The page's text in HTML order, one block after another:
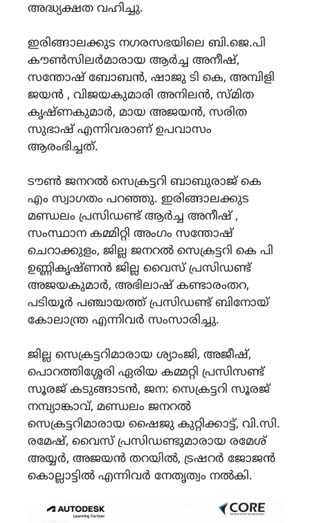
അദ്ധ്യക്ഷത വഹിച്ചു.
ഇരിങ്ങാലക്കുട നഗരസഭയിലെ ബി.ജെ.പി
കൗൺസിലർമാരായ ആർച്ച അനീഷ്,
സന്തോഷ് ബോബൻ, ഷാജു ടി കെ, അമ്പിളി
ജയൻ , വിജയകുമാരി അനിലൻ, സ്മിത
കൃഷ്ണകുമാർ, മായ അജയൻ, സരിത
സുഭാഷ് എന്നിവരാണ് ഉപവാസം
ആരംഭിച്ചത്.
ടൗൺ ജനറൽ സെക്രട്ടറി ബാബുരാജ് കെ
എം സ്വാഗതം പറഞ്ഞു. ഇരിങ്ങാലക്കുട
മണ്ഡലം പ്രസിഡണ്ട് ആർച്ച അനീഷ് ,
സംസ്ഥാന കമ്മിറ്റി അംഗം സന്തോഷ്
ചെറാക്കുളം, ജില്ല ജനറൽ സെക്രട്ടറി കെ പി
ഉണ്ണികൃഷ്ണൻ ജില്ല വൈസ് പ്രസിഡണ്ട്
അജയകുമാർ, അഭിലാഷ് കണ്ടാരംതറ,
പടിയൂർ പഞ്ചായത്ത് പ്രസിഡണ്ട് ബിനോയ്
കോലാന്ത്ര എന്നിവർ സംസാരിച്ചു.
ജില്ല സെക്രട്ടറിമാരായ ശ്യാംജി, അജീഷ്,
പൊറത്തിശ്ശേരി ഏരിയ കമ്മറ്റി പ്രസിസണ്ട്
സൂരജ് കടുങ്ങാടൻ, ജന: സെക്രട്ടറി സൂരജ്
നമ്പ്യാങ്കാവ്, മണ്ഡലം ജനറൽ
സെക്രട്ടറിമാരായ ഷൈജു കുറ്റിക്കാട്ട്, വി.സി.
രമേഷ്, വൈസ് പ്രസിഡണ്ടുമാരായ രമേശ്
അയ്യർ, അജയൻ തറയിൽ, ട്രഷറർ ജോജൻ
കൊല്ലാട്ടിൽ എന്നിവർ നേതൃത്വം നൽകി.